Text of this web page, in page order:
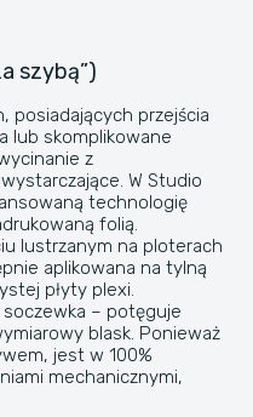
szybą”)
posiadających przejścia
lub skomplikowane
z
W Studio
technologię
folią.
lustrzanym na ploterach
aplikowana na tylną
płyty plexi.
soczewka – potęguje
blask. Ponieważ
jest w 100%
mechanicznymi,